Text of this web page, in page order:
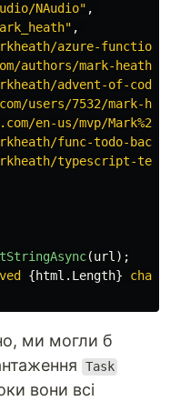
NAudio" ,
,
azure-
authors/mark-heath"
advent-of-
users/7532/mark-
en-us/mvp/
func-todo-
typescript-
(url);
{html . Length}
ми могли б
Task
вони всі